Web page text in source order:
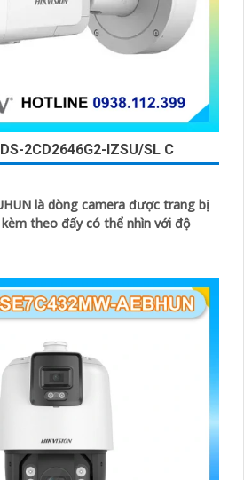
2CD2646G2-IZSU/SL C
là dòng camera được trang bị
theo đấy có thể nhìn với độ